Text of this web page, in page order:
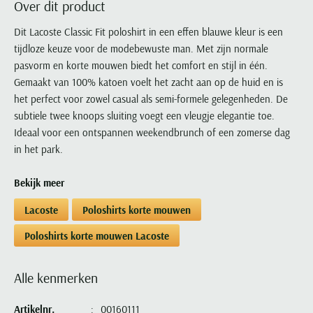
Portofino
Profuomo
R2
Seidensticker
State of Art
Tommy Hilfiger
Vanguard
Xacus
Populaire kleuren
Wit overhemd heren
Zwart overhemd heren
Groen overhemd heren
PME Legend
Polo Ralph Lauren
Portofino
Profuomo
State of Art
Superdry
Tommy Hilfiger
Grote maten
Grote maten poloshirts
Grote maten herenmode
Populaire kleuren
Witte polo heren
Polo Ralph Lauren
PME Legend
Portofino
Profuomo
State of Art
Superdry
Thomas Maine
Vanguard
William Lockie
Populaire materialen
Merino wol trui
Pierre Cardin
PME Legend
Polo Ralph Lauren
Portofino
Replay
Tommy Hilfiger
Tramarossa
Deals
2e broek voor de helft
Meyer Chicago
Meyer Diego
PME Legend
Polo Ralph Lauren
Portofino
Reset
State of Art
Superdry
Tenson
Tommy Hilfiger
UBR
Vanguard
Wellington of Billmore
Grote maten jassen
Grote maten winterjassen
Tussenjassen
Bodywarmers
New Zealand
Olymp
Paul & Shark
Polo Ralph Lauren
PME Legend
R2
Superdry
Tenson
Tommy Hilfiger
Vanguard
Lacoste
Ledub
Lyle & Scott
Mac
Maerz
Mason's
Meyer
New Zealand
North 84
Over dit product
Dit Lacoste Classic Fit poloshirt in een effen blauwe kleur is een
tijdloze keuze voor de modebewuste man. Met zijn normale
pasvorm en korte mouwen biedt het comfort en stijl in één.
Gemaakt van 100% katoen voelt het zacht aan op de huid en is
het perfect voor zowel casual als semi-formele gelegenheden. De
subtiele twee knoops sluiting voegt een vleugje elegantie toe.
Ideaal voor een ontspannen weekendbrunch of een zomerse dag
in het park.
Bekijk meer
Lacoste
Poloshirts korte mouwen
Poloshirts korte mouwen Lacoste
Alle kenmerken
Artikelnr. 00160111